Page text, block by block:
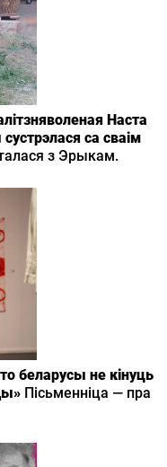
Наста
са сваім
з Эрыкам.
беларусы не кінуць
Пісьменніца — пра